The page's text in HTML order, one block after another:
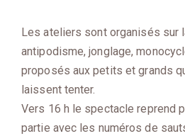
Les ateliers sont organisés sur
antipodisme, jonglage,
proposés aux petits et grands
laissent tenter.
Vers 16 h le spectacle reprend
partie avec les numéros de